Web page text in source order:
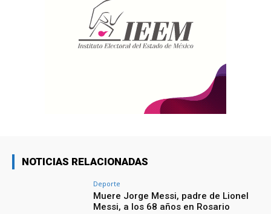
NOTICIAS RELACIONADAS
Deporte
Muere Jorge Messi, padre de Lionel
Messi, a los 68 años en Rosario